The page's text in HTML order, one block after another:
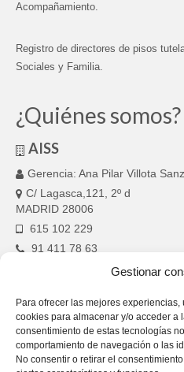
Gestionar
Para ofrecer las mejores
cookies para almacenar y/o acceder a
consentimiento de estas tecnologías
comportamiento de navegación o las
No consentir o retirar el
Acompañamiento.
Registro de directores de pisos
Sociales y Familia.
¿Quiénes somos?
AISS
Gerencia: Ana Pilar Villota Sanz
C/ Lagasca,121, 2º d
MADRID 28006
615 102 229
91 411 78 63
aiss.saludmental@gmail.com